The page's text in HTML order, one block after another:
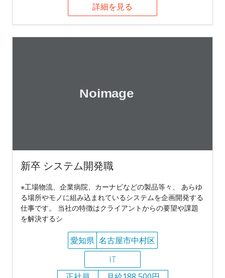
詳細を見る
新卒 システム開発職
※工場物流、企業病院、カーナビなどの製品等々、 あらゆ
る場所やモノに組み込まれているシステムを企画開発する
仕事です。 当社の特徴はクライアントからの要望や課題
を解決するシ
愛知県 名古屋市中村区
IT